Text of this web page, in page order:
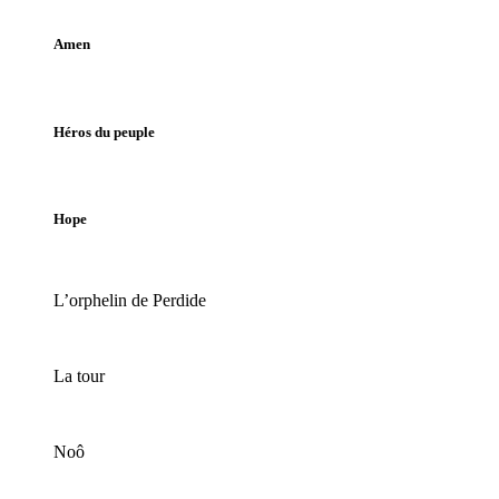
Amen
Héros du peuple
Hope
L’orphelin de Perdide
La tour
Noô